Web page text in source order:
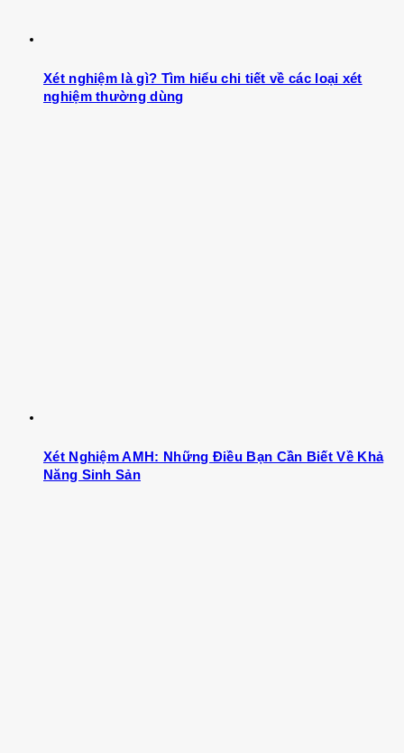
Xét nghiệm là gì? Tìm hiểu chi tiết về các loại xét
nghiệm thường dùng
Xét Nghiệm AMH: Những Điều Bạn Cần Biết Về Khả
Năng Sinh Sản